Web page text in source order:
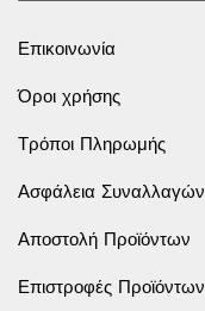
Επικοινωνία
Όροι χρήσης
Τρόποι Πληρωμής
Ασφάλεια Συναλλαγών
Αποστολή Προϊόντων
Επιστροφές Προϊόντων